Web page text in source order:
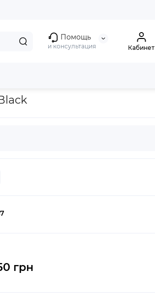
Помощь
и консультация Кабинет
грн